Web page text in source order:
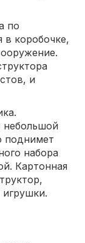
по
коробочке,
и
небольшой
поднимет
набора
Картонная
игрушки.